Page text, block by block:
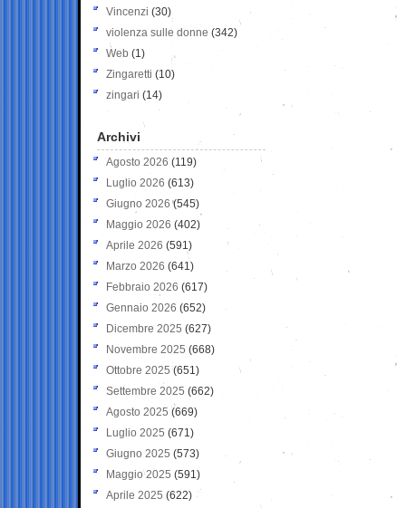
Vincenzi (30)
violenza sulle donne (342)
Web (1)
Zingaretti (10)
zingari (14)
Archivi
Agosto 2026 (119)
Luglio 2026 (613)
Giugno 2026 (545)
Maggio 2026 (402)
Aprile 2026 (591)
Marzo 2026 (641)
Febbraio 2026 (617)
Gennaio 2026 (652)
Dicembre 2025 (627)
Novembre 2025 (668)
Ottobre 2025 (651)
Settembre 2025 (662)
Agosto 2025 (669)
Luglio 2025 (671)
Giugno 2025 (573)
Maggio 2025 (591)
Aprile 2025 (622)